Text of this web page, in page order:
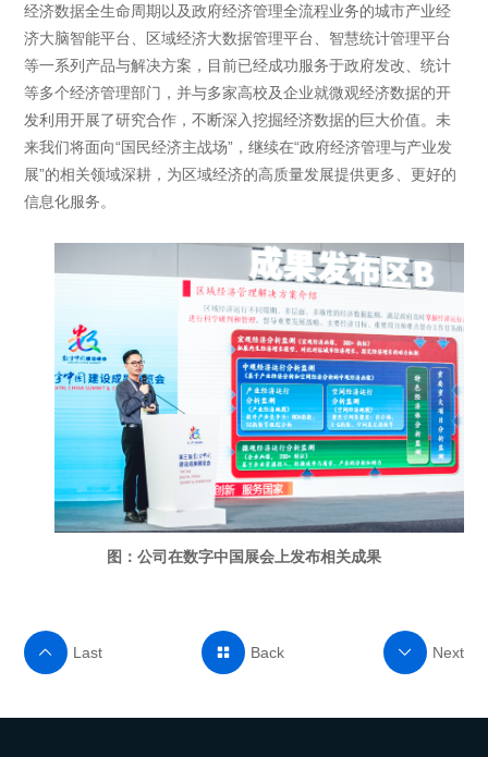
经济数据全生命周期以及政府经济管理全流程业务的城市产业经
济大脑智能平台、区域经济大数据管理平台、智慧统计管理平台
等一系列产品与解决方案，目前已经成功服务于政府发改、统计
等多个经济管理部门，并与多家高校及企业就微观经济数据的开
发利用开展了研究合作，不断深入挖掘经济数据的巨大价值。未
来我们将面向“国民经济主战场”，继续在“政府经济管理与产业发
展”的相关领域深耕，为区域经济的高质量发展提供更多、更好的
信息化服务。
图：公司在数字中国展会上发布相关成果
 Last  Back  Next